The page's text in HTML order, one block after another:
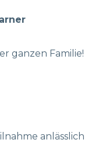
ganzen Familie!
anlässlich